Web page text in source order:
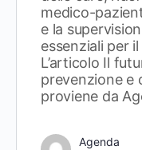
medico-
e la
essenziali per
L’articolo Il
prevenzione e
proviene da
Agenda